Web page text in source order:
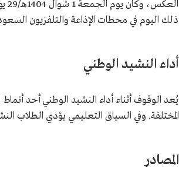
ذلك اليوم في محطات الإذاعة والتلفزيون
أداء النشيد الوطني
يُعد الوقوف أثناء أداء النشيد الوطني أحد أنماط
المختلفة. وفي السياق التعليمي يؤدي الطلاب
المصادر